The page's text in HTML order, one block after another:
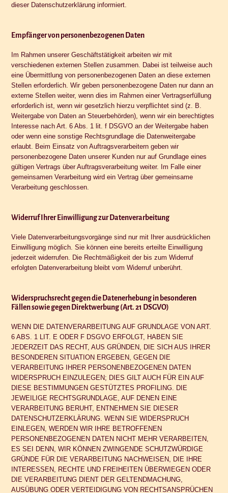
dieser Datenschutzerklärung informiert.
Empfänger von personenbezogenen Daten
Im Rahmen unserer Geschäftstätigkeit arbeiten wir mit
verschiedenen externen Stellen zusammen. Dabei ist teilweise auch
eine Übermittlung von personenbezogenen Daten an diese externen
Stellen erforderlich. Wir geben personenbezogene Daten nur dann an
externe Stellen weiter, wenn dies im Rahmen einer Vertragserfüllung
erforderlich ist, wenn wir gesetzlich hierzu verpflichtet sind (z. B.
Weitergabe von Daten an Steuerbehörden), wenn wir ein berechtigtes
Interesse nach Art. 6 Abs. 1 lit. f DSGVO an der Weitergabe haben
oder wenn eine sonstige Rechtsgrundlage die Datenweitergabe
erlaubt. Beim Einsatz von Auftragsverarbeitern geben wir
personenbezogene Daten unserer Kunden nur auf Grundlage eines
gültigen Vertrags über Auftragsverarbeitung weiter. Im Falle einer
gemeinsamen Verarbeitung wird ein Vertrag über gemeinsame
Verarbeitung geschlossen.
Widerruf Ihrer Einwilligung zur Datenverarbeitung
Viele Datenverarbeitungsvorgänge sind nur mit Ihrer ausdrücklichen
Einwilligung möglich. Sie können eine bereits erteilte Einwilligung
jederzeit widerrufen. Die Rechtmäßigkeit der bis zum Widerruf
erfolgten Datenverarbeitung bleibt vom Widerruf unberührt.
Widerspruchsrecht gegen die Datenerhebung in besonderen
Fällen sowie gegen Direktwerbung (Art. 21 DSGVO)
WENN DIE DATENVERARBEITUNG AUF GRUNDLAGE VON ART.
6 ABS. 1 LIT. E ODER F DSGVO ERFOLGT, HABEN SIE
JEDERZEIT DAS RECHT, AUS GRÜNDEN, DIE SICH AUS IHRER
BESONDEREN SITUATION ERGEBEN, GEGEN DIE
VERARBEITUNG IHRER PERSONENBEZOGENEN DATEN
WIDERSPRUCH EINZULEGEN; DIES GILT AUCH FÜR EIN AUF
DIESE BESTIMMUNGEN GESTÜTZTES PROFILING. DIE
JEWEILIGE RECHTSGRUNDLAGE, AUF DENEN EINE
VERARBEITUNG BERUHT, ENTNEHMEN SIE DIESER
DATENSCHUTZERKLÄRUNG. WENN SIE WIDERSPRUCH
EINLEGEN, WERDEN WIR IHRE BETROFFENEN
PERSONENBEZOGENEN DATEN NICHT MEHR VERARBEITEN,
ES SEI DENN, WIR KÖNNEN ZWINGENDE SCHUTZWÜRDIGE
GRÜNDE FÜR DIE VERARBEITUNG NACHWEISEN, DIE IHRE
INTERESSEN, RECHTE UND FREIHEITEN ÜBERWIEGEN ODER
DIE VERARBEITUNG DIENT DER GELTENDMACHUNG,
AUSÜBUNG ODER VERTEIDIGUNG VON RECHTSANSPRÜCHEN